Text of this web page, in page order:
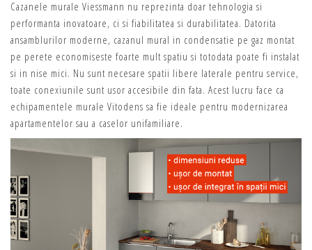
Cazanele murale Viessmann nu reprezinta doar tehnologia si
performanta inovatoare, ci si fiabilitatea si durabilitatea. Datorita
ansamblurilor moderne, cazanul mural in condensatie pe gaz montat
pe perete economiseste foarte mult spatiu si totodata poate fi instalat
si in nise mici. Nu sunt necesare spatii libere laterale pentru service,
toate conexiunile sunt usor accesibile din fata. Acest lucru face ca
echipamentele murale Vitodens sa fie ideale pentru modernizarea
apartamentelor sau a caselor unifamiliare.